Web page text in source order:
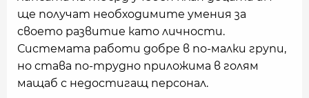
ще получат необходимите умения за
своето развитие като личности.
Системата работи добре в по-малки групи,
но става по-трудно приложима в голям
мащаб с недостигащ персонал.